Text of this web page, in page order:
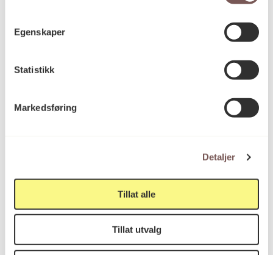
Egenskaper
Statistikk
Markedsføring
Detaljer
Tillat alle
Tillat utvalg
Besøksadresse
Victoria Terrasse 11
0251 Oslo
Viktig info
Utbetaling og fakturering
Om opphavsrett